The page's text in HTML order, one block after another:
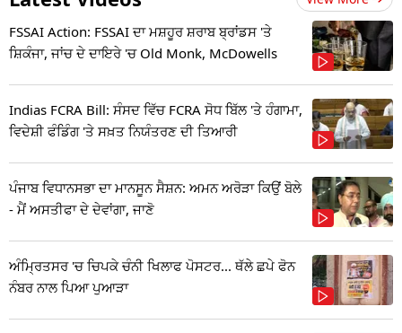
FSSAI Action: FSSAI ਦਾ ਮਸ਼ਹੂਰ ਸ਼ਰਾਬ ਬ੍ਰਾਂਡਸ 'ਤੇ
ਸ਼ਿਕੰਜਾ, ਜਾਂਚ ਦੇ ਦਾਇਰੇ 'ਚ Old Monk, McDowells
Indias FCRA Bill: ਸੰਸਦ ਵਿੱਚ FCRA ਸੋਧ ਬਿੱਲ 'ਤੇ ਹੰਗਾਮਾ,
ਵਿਦੇਸ਼ੀ ਫੰਡਿੰਗ 'ਤੇ ਸਖ਼ਤ ਨਿਯੰਤਰਣ ਦੀ ਤਿਆਰੀ
ਪੰਜਾਬ ਵਿਧਾਨਸਭਾ ਦਾ ਮਾਨਸੂਨ ਸੈਸ਼ਨ: ਅਮਨ ਅਰੋੜਾ ਕਿਉਂ ਬੋਲੇ
- ਮੈਂ ਅਸਤੀਫਾ ਦੇ ਦੇਵਾਂਗਾ, ਜਾਣੋ
ਅੰਮ੍ਰਿਤਸਰ 'ਚ ਚਿਪਕੇ ਚੰਨੀ ਖਿਲਾਫ ਪੋਸਟਰ... ਥੱਲੇ ਛਪੇ ਫੋਨ
ਨੰਬਰ ਨਾਲ ਪਿਆ ਪੁਆੜਾ